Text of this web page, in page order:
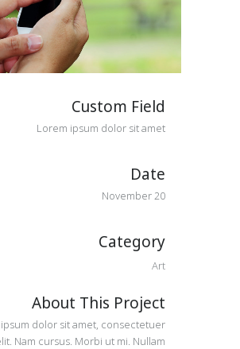
Custom Field
Lorem ipsum dolor sit amet
Date
20 November
Category
Art
About This Project
dolor sit amet, consectetuer
Nam cursus. Morbi ut mi. Nullam